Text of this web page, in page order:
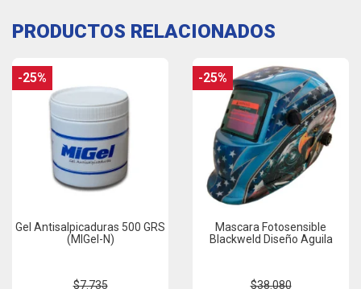
PRODUCTOS RELACIONADOS
Gel Antisalpicaduras 500 GRS
(MIGel-N)
$7.735
-25%
Mascara Fotosensible
Blackweld Diseño Aguila
$38.080
-25%